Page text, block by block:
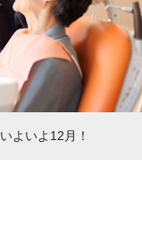
いよいよ12月！